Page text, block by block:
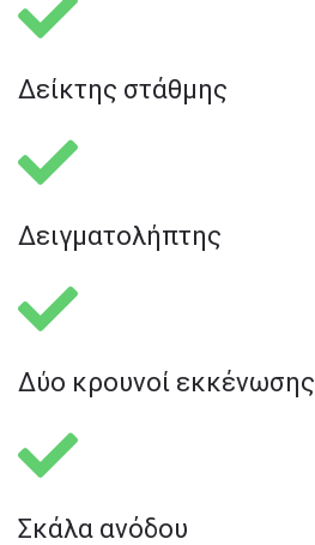
Δείκτης στάθμης​
Δειγματολήπτης​
Δύο κρουνοί εκκένωσης​
Σκάλα ανόδου​